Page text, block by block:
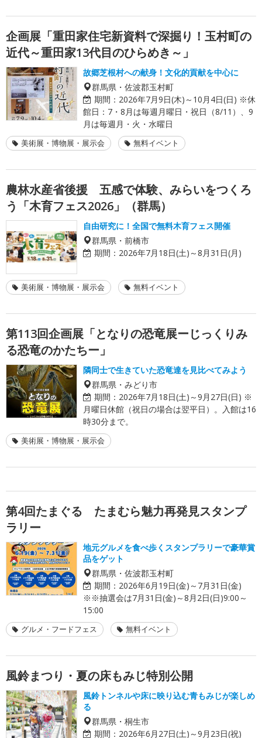
企画展「重田家住宅新資料で深掘り！玉村町の
近代～重田家13代目のひらめき～」
故郷芝根村への献身！文化的貢献を中心に
群馬県・佐波郡玉村町
期間： 2026年7月9日(木)～10月4日(日) ※休
館日：7・8月は毎週月曜日・祝日（8/11）、9
月は毎週月・火・水曜日
美術展・博物展・展示会 無料イベント
農林水産省後援 五感で体験、みらいをつくろ
う「木育フェス2026」（群馬）
自由研究に！全国で無料木育フェス開催
群馬県・前橋市
期間： 2026年7月18日(土)～8月31日(月)
美術展・博物展・展示会 無料イベント
第113回企画展「となりの恐竜展ーじっくりみ
る恐竜のかたちー」
隣同士で生きていた恐竜達を見比べてみよう
群馬県・みどり市
期間： 2026年7月18日(土)～9月27日(日) ※
月曜日休館（祝日の場合は翌平日）。入館は16
時30分まで。
美術展・博物展・展示会
第4回たまぐる たまむら魅力再発見スタンプ
ラリー
地元グルメを食べ歩くスタンプラリーで豪華賞
品をゲット
群馬県・佐波郡玉村町
期間： 2026年6月19日(金)～7月31日(金)
※※抽選会は7月31日(金)～8月2日(日)9:00～
15:00
グルメ・フードフェス 無料イベント
風鈴まつり・夏の床もみじ特別公開
風鈴トンネルや床に映り込む青もみじが楽しめ
る
群馬県・桐生市
期間： 2026年6月27日(土)～9月23日(祝)